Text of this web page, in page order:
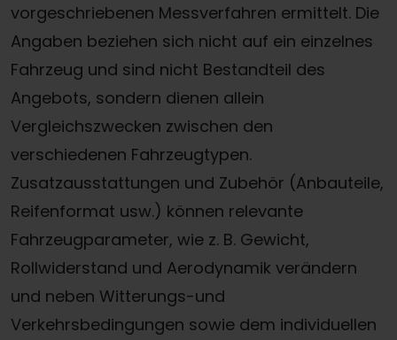
vorgeschriebenen Messverfahren ermittelt. Die
Angaben beziehen sich nicht auf ein einzelnes
Fahrzeug und sind nicht Bestandteil des
Angebots, sondern dienen allein
Vergleichszwecken zwischen den
verschiedenen Fahrzeugtypen.
Zusatzausstattungen und Zubehör (Anbauteile,
Reifenformat usw.) können relevante
Fahrzeugparameter, wie z. B. Gewicht,
Rollwiderstand und Aerodynamik verändern
und neben Witterungs-und
Verkehrsbedingungen sowie dem individuellen